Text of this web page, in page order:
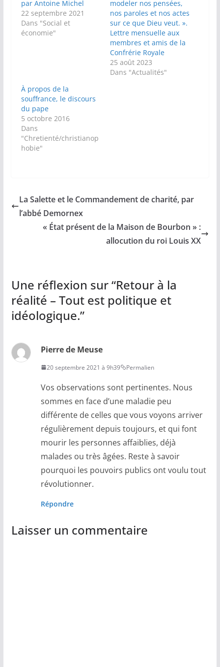
par Antoine Michel
22 septembre 2021
Dans "Social et
économie"
modeler nos pensées,
nos paroles et nos actes
sur ce que Dieu veut. ».
Lettre mensuelle aux
membres et amis de la
Confrérie Royale
25 août 2023
Dans "Actualités"
À propos de la
souffrance, le discours
du pape
5 octobre 2016
Dans
"Chretienté/christianop
hobie"
La Salette et le Commandement de charité, par
l’abbé Demornex
« État présent de la Maison de Bourbon » :
allocution du roi Louis XX
Une réflexion sur “Retour à la
réalité – Tout est politique et
idéologique.”
Pierre de Meuse
20 septembre 2021 à 9h39 Permalien
Vos observations sont pertinentes. Nous
sommes en face d’une maladie peu
différente de celles que vous voyons arriver
régulièrement depuis toujours, et qui font
mourir les personnes affaiblies, déjà
malades ou très âgées. Reste à savoir
pourquoi les pouvoirs publics ont voulu tout
révolutionner.
Répondre
Laisser un commentaire